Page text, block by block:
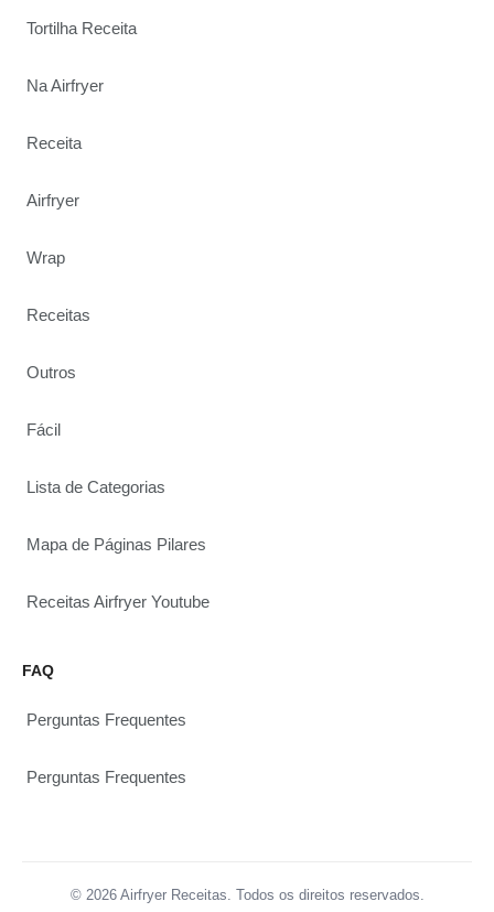
Tortilha Receita
Na Airfryer
Receita
Airfryer
Wrap
Receitas
Outros
Fácil
Lista de Categorias
Mapa de Páginas Pilares
Receitas Airfryer Youtube
FAQ
Perguntas Frequentes
Perguntas Frequentes
© 2026 Airfryer Receitas. Todos os direitos reservados.